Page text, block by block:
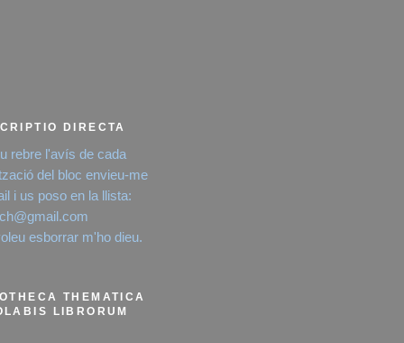
DIRECTA
rebre l'avís de cada
del bloc envieu-me
i us poso en la llista:
esborrar m'ho dieu.
THEMATICA
LIBRORUM